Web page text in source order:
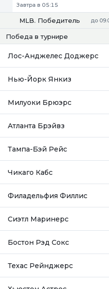
Завтра в 05:15
MLB. Победитель до
Победа в турнире
Лос-Анджелес Доджерс
Нью-Йорк Янкиз
Милуоки Брюэрс
Атланта Брэйвз
Тампа-Бэй Рейс
Чикаго Кабс
Филадельфия Филлис
Сиэтл Маринерс
Бостон Рэд Сокс
Техас Рейнджерс